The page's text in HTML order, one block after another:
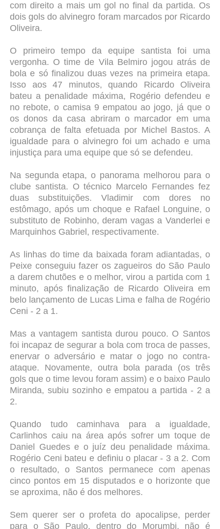
com direito a mais um gol no final da partida. Os
dois gols do alvinegro foram marcados por Ricardo
Oliveira.
O primeiro tempo da equipe santista foi uma
vergonha. O time de Vila Belmiro jogou atrás de
bola e só finalizou duas vezes na primeira etapa.
Isso aos 47 minutos, quando Ricardo Oliveira
bateu a penalidade máxima, Rogério defendeu e
no rebote, o camisa 9 empatou ao jogo, já que o
os donos da casa abriram o marcador em uma
cobrança de falta efetuada por Michel Bastos. A
igualdade para o alvinegro foi um achado e uma
injustiça para uma equipe que só se defendeu.
Na segunda etapa, o panorama melhorou para o
clube santista. O técnico Marcelo Fernandes fez
duas substituições. Vladimir com dores no
estômago, após um choque e Rafael Longuine, o
substituto de Robinho, deram vagas a Vanderlei e
Marquinhos Gabriel, respectivamente.
As linhas do time da baixada foram adiantadas, o
Peixe conseguiu fazer os zagueiros do São Paulo
a darem chutões e o melhor, virou a partida com 1
minuto, após finalização de Ricardo Oliveira em
belo lançamento de Lucas Lima e falha de Rogério
Ceni - 2 a 1.
Mas a vantagem santista durou pouco. O Santos
foi incapaz de segurar a bola com troca de passes,
enervar o adversário e matar o jogo no contra-
ataque. Novamente, outra bola parada (os três
gols que o time levou foram assim) e o baixo Paulo
Miranda, subiu sozinho e empatou a partida - 2 a
2.
Quando tudo caminhava para a igualdade,
Carlinhos caiu na área após sofrer um toque de
Daniel Guedes e o juíz deu penalidade máxima.
Rogério Ceni bateu e definiu o placar - 3 a 2. Com
o resultado, o Santos permanece com apenas
cinco pontos em 15 disputados e o horizonte que
se aproxima, não é dos melhores.
Sem querer ser o profeta do apocalipse, perder
para o São Paulo, dentro do Morumbi, não é